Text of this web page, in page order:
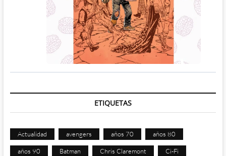
ETIQUETAS
Actualidad avengers años 70 años 80
años 90 Batman Chris Claremont Ci-Fi